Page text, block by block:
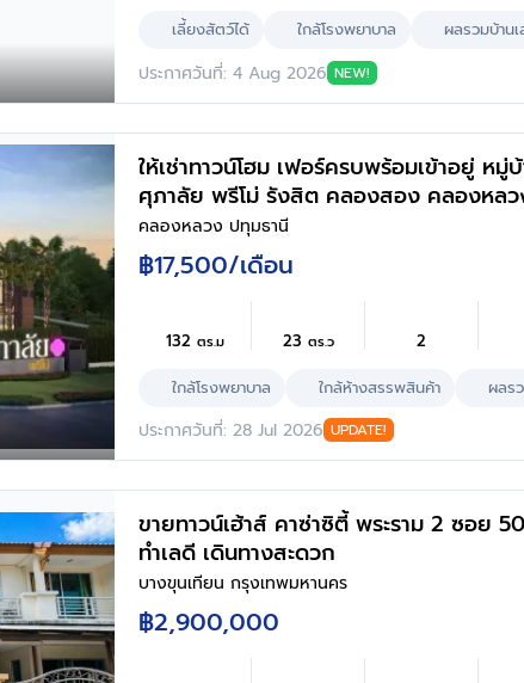
เลี้ยงสัตว์ได้ ใกล้โรงพยาบาล ผลรวมบ้าน
ประกาศวันที่: 4 Aug 2026 NEW!
ให้เช่าทาวน์โฮม เฟอร์ครบพร้อมเข้าอยู่ หมู่
ศุภาลัย พรีโม่ รังสิต คลองสอง คลองหลวง
ปทุมธานี
คลองหลวง ปทุมธานี
฿17,500/เดือน
132 ตร.ม 23 ตร.ว 2
ใกล้โรงพยาบาล ใกล้ห้างสรรพสินค้า ผลร
ประกาศวันที่: 28 Jul 2026 UPDATE!
ขายทาวน์เฮ้าส์ คาซ่าซิตี้ พระราม 2 ซอย
ทำเลดี เดินทางสะดวก
บางขุนเทียน กรุงเทพมหานคร
฿2,900,000